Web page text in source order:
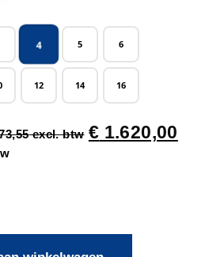
4 5 6
12 14 16
excl. btw € 1.620,00